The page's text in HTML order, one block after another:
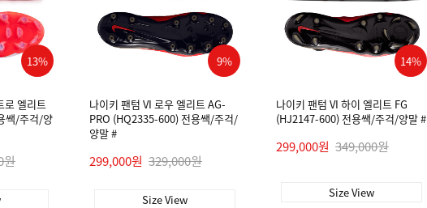
13%
로 엘리트
쌕/주걱/양
원
9%
나이키 팬텀 VI 로우 엘리트 AG-
PRO (HQ2335-600) 전용쌕/주걱/
양말 #
299,000원 329,000원
Size View
14%
나이키 팬텀 VI 하이 엘리트 FG
(HJ2147-600) 전용쌕/주걱/양말 #
299,000원 349,000원
Size View